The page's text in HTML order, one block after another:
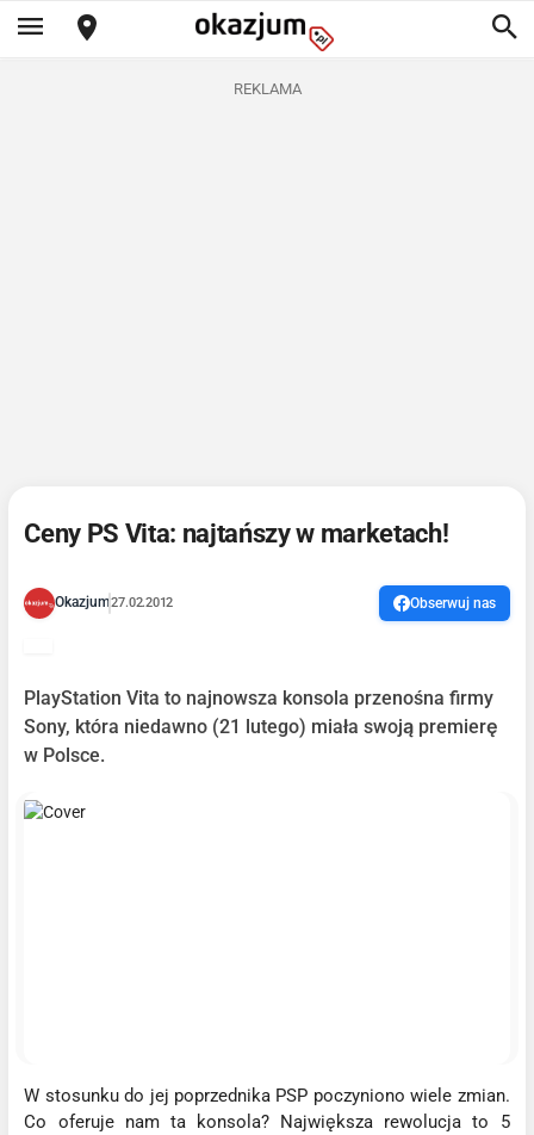
REKLAMA
Ceny PS Vita: najtańszy w marketach!
Okazjum27.02.2012 Obserwuj nas
PlayStation Vita to najnowsza konsola przenośna firmy
Sony, która niedawno (21 lutego) miała swoją premierę
w Polsce.
W stosunku do jej poprzednika PSP poczyniono wiele zmian.
Co oferuje nam ta konsola? Największa rewolucja to 5